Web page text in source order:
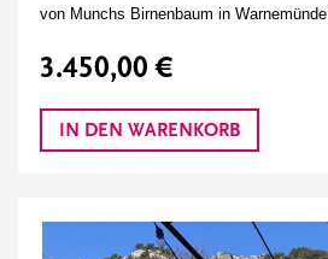
von Munchs Birnenbaum in Warnemünde
3.450,00 €
IN DEN WARENKORB